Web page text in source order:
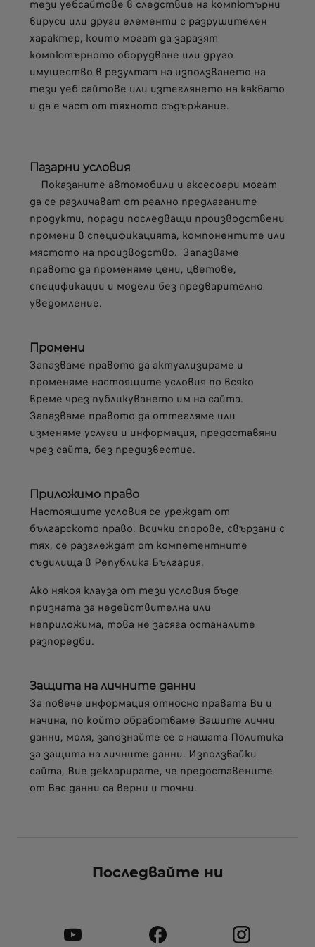
тези уебсайтове в следствие на компютърни
вируси или други елементи с разрушителен
характер, които могат да заразят
компютърното оборудване или друго
имущество в резултат на използването на
тези уеб сайтове или изтеглянето на каквато
и да е част от тяхното съдържание.
Пазарни условия
Показаните автомобили и аксесоари могат
да се различават от реално предлаганите
продукти, поради последващи производствени
промени в спецификацията, компонентите или
мястото на производство. Запазваме
правото да променяме цени, цветове,
спецификации и модели без предварително
уведомление.
Промени
Запазваме правото да актуализираме и
променяме настоящите условия по всяко
време чрез публикуването им на сайта.
Запазваме правото да оттегляме или
изменяме услуги и информация, предоставяни
чрез сайта, без предизвестие.
Приложимо право
Настоящите условия се уреждат от
българското право. Всички спорове, свързани с
тях, се разглеждат от компетентните
съдилища в Република България.
Ако някоя клауза от тези условия бъде
призната за недействителна или
неприложима, това не засяга останалите
разпоредби.
Защита на личните данни
За повече информация относно правата Ви и
начина, по който обработваме Вашите лични
данни, моля, запознайте се с нашата Политика
за защита на личните данни. Използвайки
сайта, Вие декларирате, че предоставените
от Вас данни са верни и точни.
Последвайте ни